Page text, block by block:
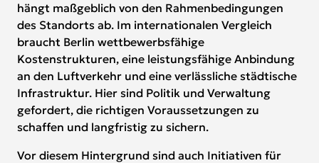
hängt maßgeblich von den Rahmenbedingungen
des Standorts ab. Im internationalen Vergleich
braucht Berlin wettbewerbsfähige
Kostenstrukturen, eine leistungsfähige Anbindung
an den Luftverkehr und eine verlässliche städtische
Infrastruktur. Hier sind Politik und Verwaltung
gefordert, die richtigen Voraussetzungen zu
schaffen und langfristig zu sichern.
Vor diesem Hintergrund sind auch Initiativen für